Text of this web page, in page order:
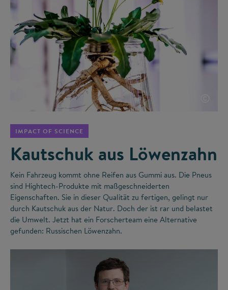
IMPACT OF SCIENCE
Kautschuk aus Löwenzahn
Kein Fahrzeug kommt ohne Reifen aus Gummi aus. Die Pneus
sind Hightech-Produkte mit maßgeschneiderten
Eigenschaften. Sie in dieser Qualität zu fertigen, gelingt nur
durch Kautschuk aus der Natur. Doch der ist rar und belastet
die Umwelt. Jetzt hat ein Forscherteam eine Alternative
gefunden: Russischen Löwenzahn.